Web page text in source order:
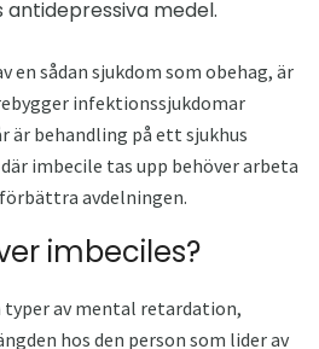
antidepressiva medel.
en sådan sjukdom som obehag, är
infektionssjukdomar
är behandling på ett sjukhus
imbecile tas upp behöver arbeta
avdelningen.
imbeciles?
typer av mental retardation,
hos den person som lider av